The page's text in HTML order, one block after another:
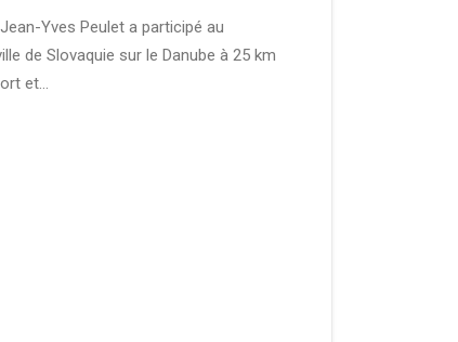
Yves Peulet a participé au
de Slovaquie sur le Danube à 25 km
et...